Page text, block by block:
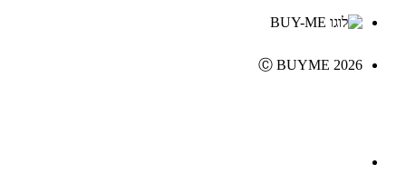
Ⓒ BUYME 2026